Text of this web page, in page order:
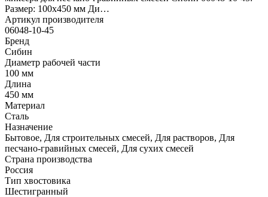
Размер: 100х450 мм Ди…
Артикул производителя
06048-10-45
Бренд
Сибин
Диаметр рабочей части
100 мм
Длина
450 мм
Материал
Сталь
Назначение
Бытовое, Для строительных смесей, Для растворов, Для
песчано-гравийных смесей, Для сухих смесей
Страна производства
Россия
Тип хвостовика
Шестигранный